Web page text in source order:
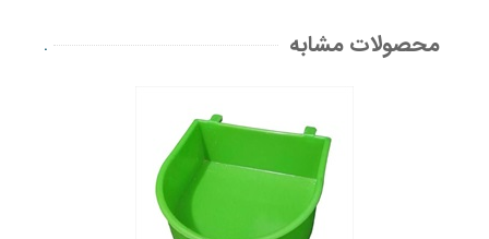
محصولات مشابه .